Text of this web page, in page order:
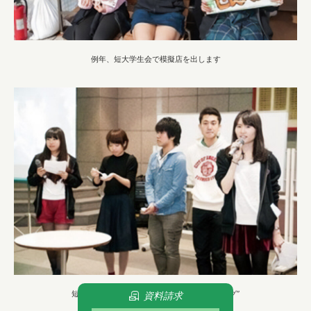
例年、短大学生会で模擬店を出します
短大学生主催のイベント“ ちょい足しクッキング”
資料請求